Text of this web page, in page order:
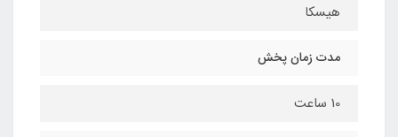
هیسکا
مدت زمان پخش
10 ساعت